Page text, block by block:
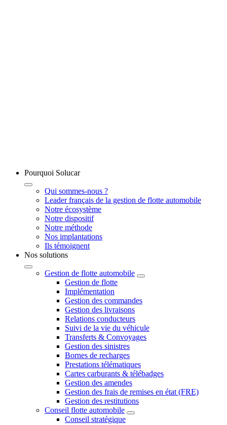
Pourquoi Solucar
Qui sommes-nous ?
Leader français de la gestion de flotte automobile
Notre écosystème
Notre dispositif
Notre méthode
Nos implantations
Ils témoignent
Nos solutions
Gestion de flotte automobile
Gestion de flotte
Implémentation
Gestion des commandes
Gestion des livraisons
Relations conducteurs
Suivi de la vie du véhicule
Transferts & Convoyages
Gestion des sinistres
Bornes de recharges
Prestations télématiques
Cartes carburants & télébadges
Gestion des amendes
Gestion des frais de remises en état (FRE)
Gestion des restitutions
Conseil flotte automobile
Conseil stratégique